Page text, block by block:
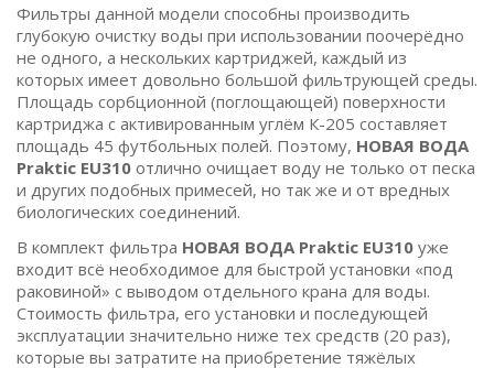
Фильтры данной модели способны производить
глубокую очистку воды при использовании поочерёдно
не одного, а нескольких картриджей, каждый из
которых имеет довольно большой фильтрующей среды.
Площадь сорбционной (поглощающей) поверхности
картриджа с активированным углём К-205 составляет
площадь 45 футбольных полей. Поэтому, НОВАЯ ВОДА
Praktic EU310 отлично очищает воду не только от песка
и других подобных примесей, но так же и от вредных
биологических соединений.
В комплект фильтра НОВАЯ ВОДА Praktic EU310 уже
входит всё необходимое для быстрой установки «под
раковиной» с выводом отдельного крана для воды.
Стоимость фильтра, его установки и последующей
эксплуатации значительно ниже тех средств (20 раз),
которые вы затратите на приобретение тяжёлых